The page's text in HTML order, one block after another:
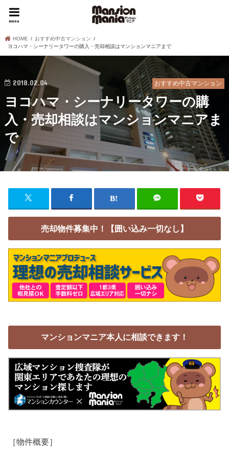
menu
HOME
おすすめ中古マンション
ヨコハマ・シーナリータワーの購入・売却相談はマンションマニアまで
おすすめ中古マンション
2018.02.04
ヨコハマ・シーナリータワーの購
入・売却相談はマンションマニアま
で
売却物件募集中！【囲い込み一切なし】
マンションマニア本人に相談できます！
［物件概要］